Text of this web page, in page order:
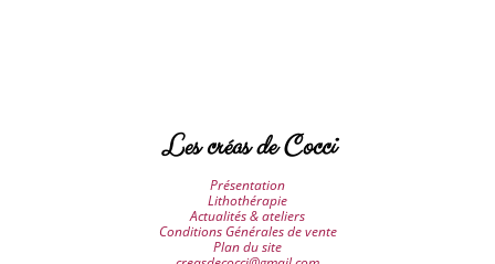
Les créas de Cocci
Présentation
Lithothérapie
Actualités & ateliers
Conditions Générales de vente
Plan du site